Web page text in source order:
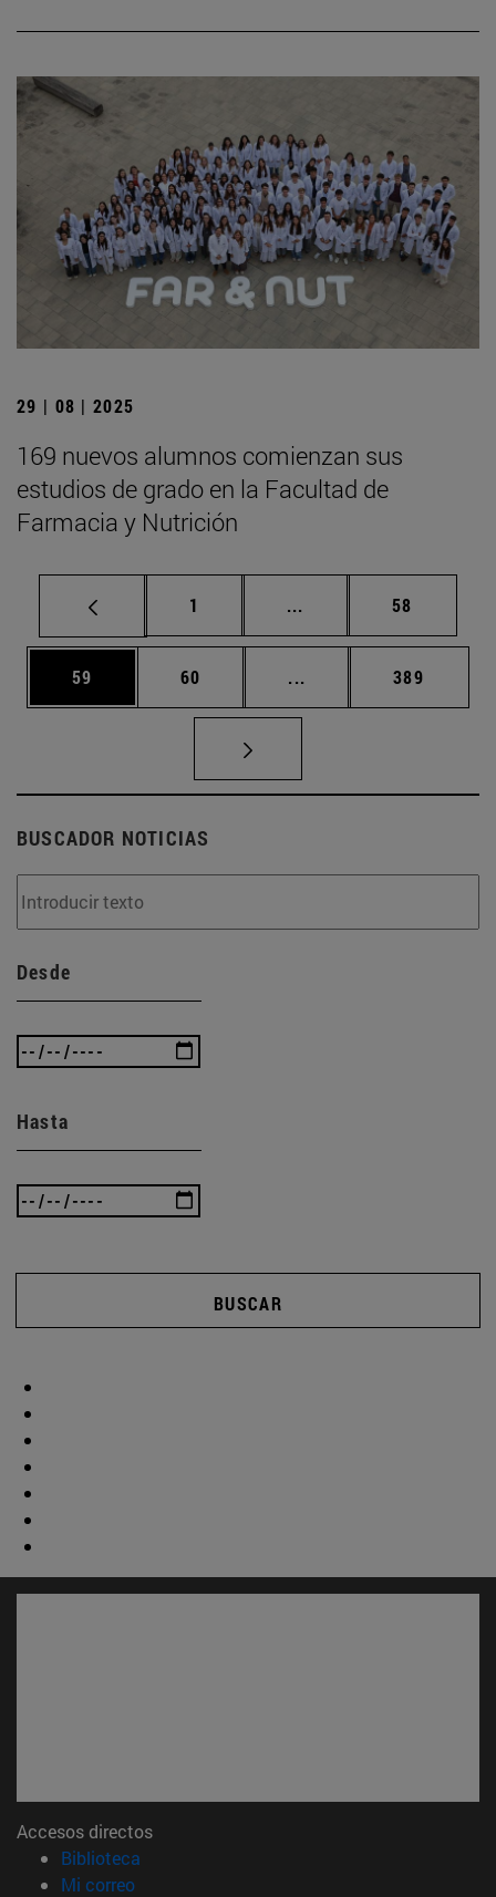
29 | 08 | 2025
169 nuevos alumnos comienzan sus
estudios de grado en la Facultad de
Farmacia y Nutrición
Página
1 ... Páginas intermedias
Página
58
Página
59 Página
60 ... Páginas intermedias
Página
389
BUSCADOR NOTICIAS
Desde
Hasta
BUSCAR
Accesos directos
Biblioteca
Mi correo(abre en nueva ventana)